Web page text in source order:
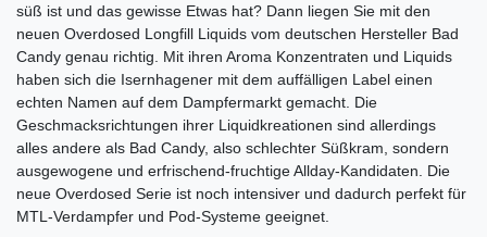
süß ist und das gewisse Etwas hat? Dann liegen Sie mit den
neuen Overdosed Longfill Liquids vom deutschen Hersteller Bad
Candy genau richtig. Mit ihren Aroma Konzentraten und Liquids
haben sich die Isernhagener mit dem auffälligen Label einen
echten Namen auf dem Dampfermarkt gemacht. Die
Geschmacksrichtungen ihrer Liquidkreationen sind allerdings
alles andere als Bad Candy, also schlechter Süßkram, sondern
ausgewogene und erfrischend-fruchtige Allday-Kandidaten. Die
neue Overdosed Serie ist noch intensiver und dadurch perfekt für
MTL-Verdampfer und Pod-Systeme geeignet.